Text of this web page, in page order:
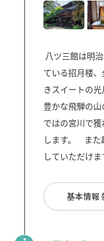
八ツ三館は明
ている招月楼
きスイートの光
豊かな飛騨の
ではの宮川で
します。 また
していただけま
基本情報